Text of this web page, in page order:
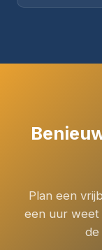
Plan een
een uur
de